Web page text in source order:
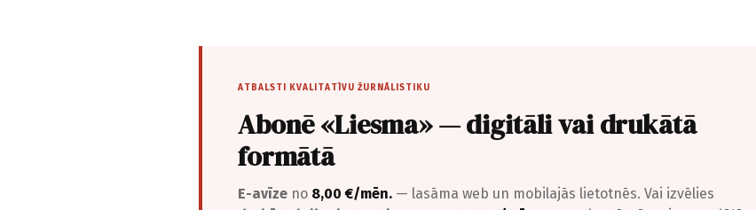
ATBALSTI KVALITATĪVU ŽURNĀLISTIKU
Abonē «Liesma» — digitāli vai drukātā
formātā
E-avīze no 8,00 €/mēn. — lasāma web un mobilajās lietotnēs. Vai izvēlies